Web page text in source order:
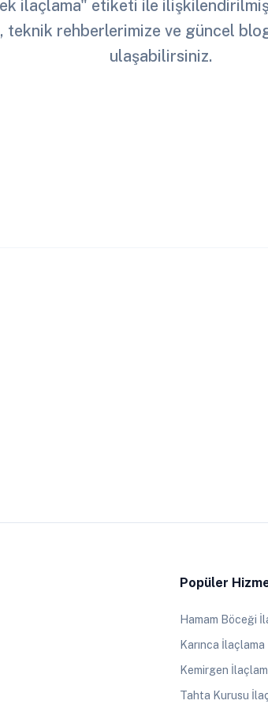
ilaçlama" etiketi ile
teknik rehberlerimize ve güncel blog
ulaşabilirsiniz.
Popüler
Hamam Böceği
Karınca İlaçlama
Kemirgen
Tahta Kurusu